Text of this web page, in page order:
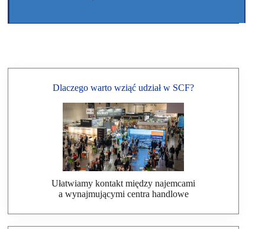
Dlaczego warto wziąć udział w SCF?
Ułatwiamy kontakt między najemcami
a wynajmującymi centra handlowe